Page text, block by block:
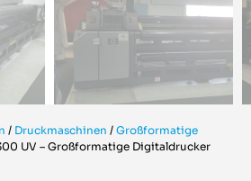
/ Druckmaschinen / Großformatige
UV – Großformatige Digitaldrucker